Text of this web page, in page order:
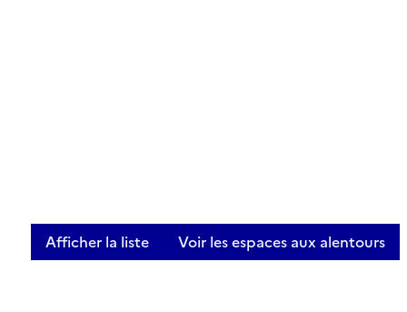
Afficher la liste Voir les espaces aux alentours